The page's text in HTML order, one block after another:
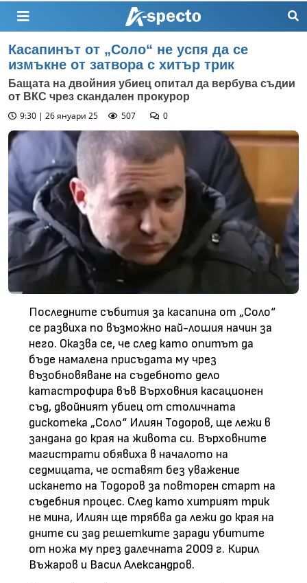
Касапинът от „Соло“ не успя да се
измъкне от затвора с хитър трик
Бащата на двойния убиец опитал да вербува съдии
от ВКС чрез скандален прокурор
9:30 | 26 януари 25
507 0
Последните събития за касапина от „Соло“
се развиха по възможно най-лошия начин за
него. Оказва се, че след като опитът да
бъде намалена присъдата му чрез
възобновяване на съдебното дело
катастрофира във Върховния касационен
съд, двойният убиец от столичната
дискотека „Соло“ Илиян Тодоров, ще лежи в
зандана до края на живота си. Върховните
магистрати обявиха в началото на
седмицата, че оставят без уважение
искането на Тодоров за повторен старт на
съдебния процес. След като хитрият трик
не мина, Илиян ще трябва да лежи до края на
дните си зад решетките заради убитите
от ножа му през далечната 2009 г. Кирил
Въжаров и Васил Александров.